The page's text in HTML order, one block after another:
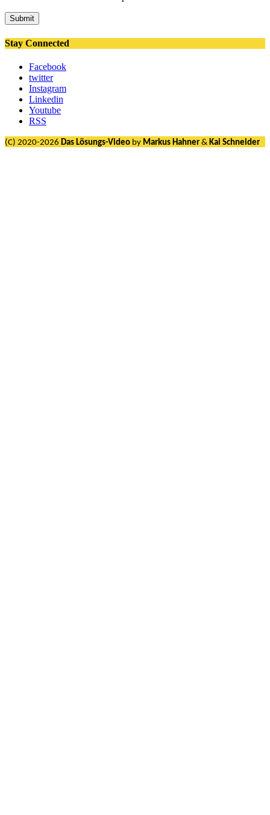
Submit
Stay Connected
Facebook
twitter
Instagram
Linkedin
Youtube
RSS
(C) 2020-2026 Das Lösungs-Video by Markus Hahner & Kai Schneider